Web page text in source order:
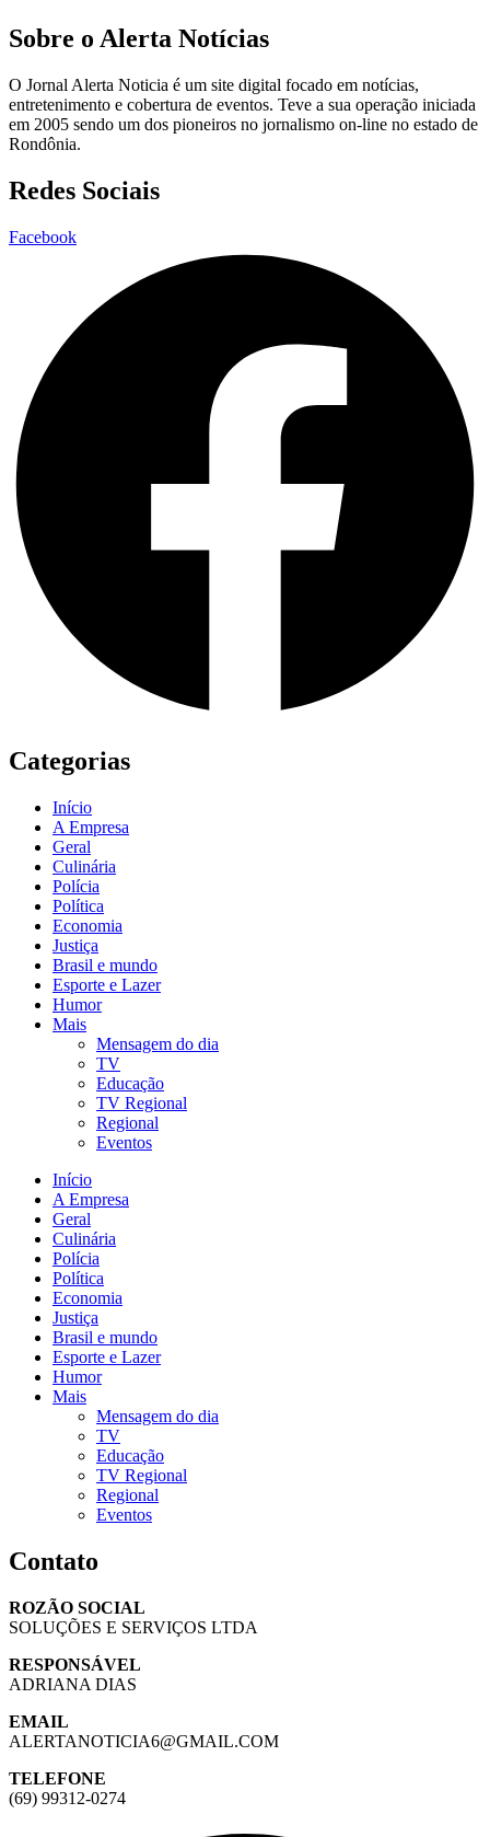
Sobre o Alerta Notícias
O Jornal Alerta Noticia é um site digital focado em notícias,
entretenimento e cobertura de eventos. Teve a sua operação iniciada
em 2005 sendo um dos pioneiros no jornalismo on-line no estado de
Rondônia.
Redes Sociais
Facebook
Categorias
Início
A Empresa
Geral
Culinária
Polícia
Política
Economia
Justiça
Brasil e mundo
Esporte e Lazer
Humor
Mais
Mensagem do dia
TV
Educação
TV Regional
Regional
Eventos
Início
A Empresa
Geral
Culinária
Polícia
Política
Economia
Justiça
Brasil e mundo
Esporte e Lazer
Humor
Mais
Mensagem do dia
TV
Educação
TV Regional
Regional
Eventos
Contato
ROZÃO SOCIAL
SOLUÇÕES E SERVIÇOS LTDA
RESPONSÁVEL
ADRIANA DIAS
EMAIL
ALERTANOTICIA6@GMAIL.COM
TELEFONE
(69) 99312-0274